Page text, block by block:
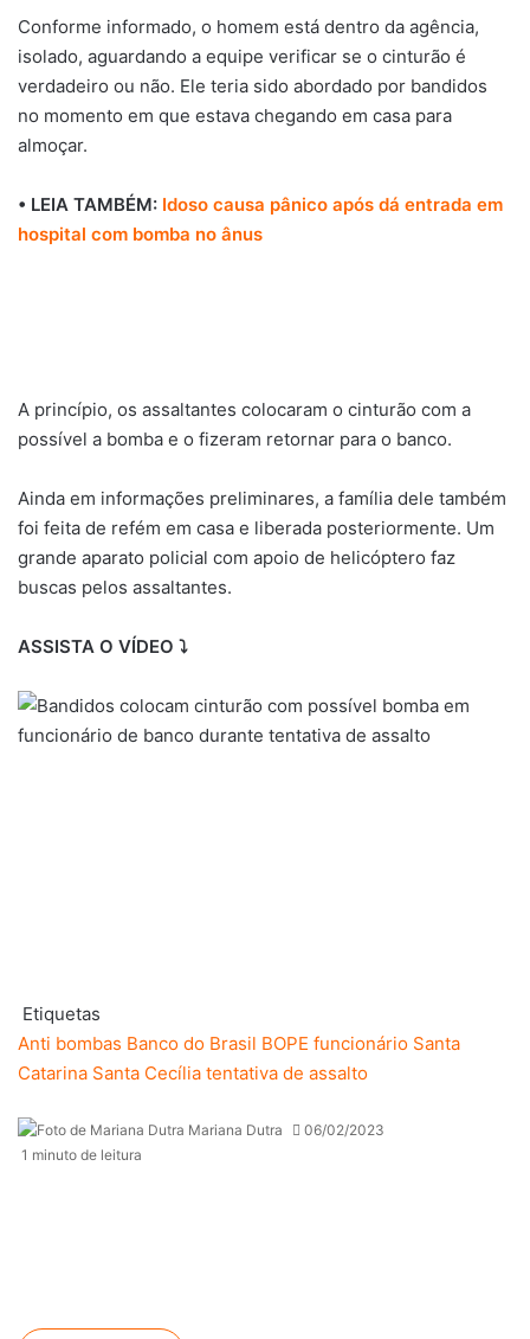
Conforme informado, o homem está dentro da agência,
isolado, aguardando a equipe verificar se o cinturão é
verdadeiro ou não. Ele teria sido abordado por bandidos
no momento em que estava chegando em casa para
almoçar.
• LEIA TAMBÉM: Idoso causa pânico após dá entrada em
hospital com bomba no ânus
A princípio, os assaltantes colocaram o cinturão com a
possível a bomba e o fizeram retornar para o banco.
Ainda em informações preliminares, a família dele também
foi feita de refém em casa e liberada posteriormente. Um
grande aparato policial com apoio de helicóptero faz
buscas pelos assaltantes.
ASSISTA O VÍDEO ⤵️
Etiquetas
Anti bombas Banco do Brasil BOPE funcionário Santa
Catarina Santa Cecília tentativa de assalto
Mariana Dutra
06/02/2023
1 minuto de leitura